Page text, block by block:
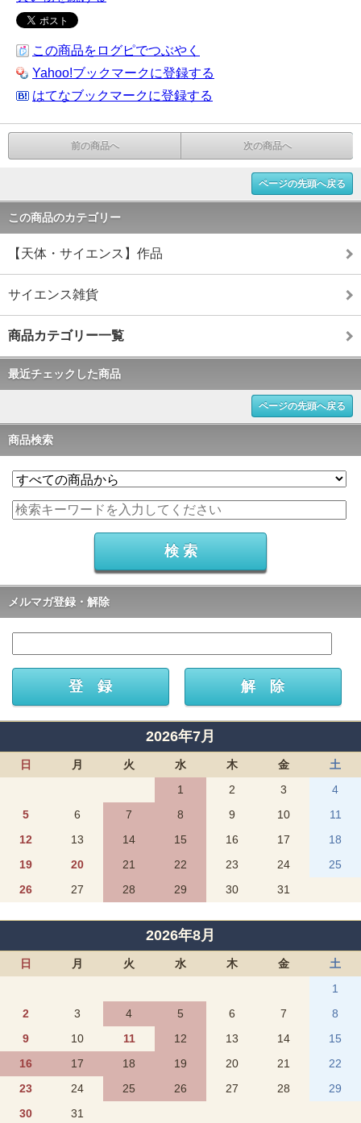
この商品をログピでつぶやく
Yahoo!ブックマークに登録する
はてなブックマークに登録する
前の商品へ 次の商品へ
ページの先頭へ戻る
この商品のカテゴリー
【天体・サイエンス】作品
サイエンス雑貨
商品カテゴリー一覧
最近チェックした商品
ページの先頭へ戻る
商品検索
メルマガ登録・解除
2026年7月
日 月 火 水 木 金
土
1
2 3
4
5
6 7 8 9 10
11
12
13 14 15 16 17
18
19
20 21 22 23 24
25
26
27 28 29 30 31
2026年8月
日 月 火 水 木 金
土
1
2
3 4 5 6 7
8
9
10 11 12 13 14
15
16
17 18 19 20 21
22
23
24 25 26 27 28
29
30
31